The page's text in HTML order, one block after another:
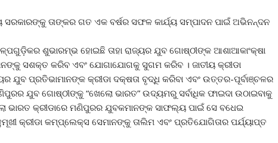
ତାଙ୍କର ଗତ ଏକ ବର୍ଷର ସଫଳ କାର୍ଯ୍ୟ ସମ୍ପାଦନ ପାଇଁ ଅଭିନନ୍ଦନ
ଶୁଭାରମ୍ଭ ହୋଇଛି ତାହା ରାଜ୍ୟର ଯୁବ ଗୋଷ୍ଠୀଙ୍କ ଆଶାଆକାଂକ୍ଷା
ସଶକ୍ତ କରିବ ଏବଂ ଯୋଗାଯୋଗକୁ ସୁଗମ କରିବ । ଜାତୀୟ କ୍ରୀଡା
ଯୁବ ପ୍ରତିଭାମାନଙ୍କ କ୍ରୀଡା ଦକ୍ଷତା ବୃଦ୍ଧି କରିବା ଏବଂ ଉତ୍ତର-ପୂର୍ବାଞ୍ଚଳର
ଯୁବ ଗୋଷ୍ଠୀଙ୍କୁ “ଖେଲୋ ଭାରତ” ଉଦ୍ୟମରୁ ସର୍ବାଧିକ ଫାଇଦା ଉଠାଇବାକୁ
ଭାରତ କ୍ରୀଡାରେ ମଣିପୁରର ଯୁବକମାନଙ୍କ ସାଫଲ୍ୟ ପାଇଁ ସେ ବଧେଇ
କ୍ରୀଡା କମ୍ପ୍ଲେକ୍ସ ସେମାନଙ୍କୁ ତାଲିମ ଏବଂ ପ୍ରତିଯୋଗିତାର ପର୍ଯ୍ୟାପ୍ତ